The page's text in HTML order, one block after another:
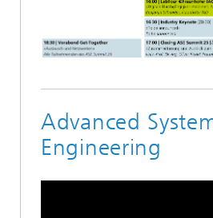
Advanced
Engineering